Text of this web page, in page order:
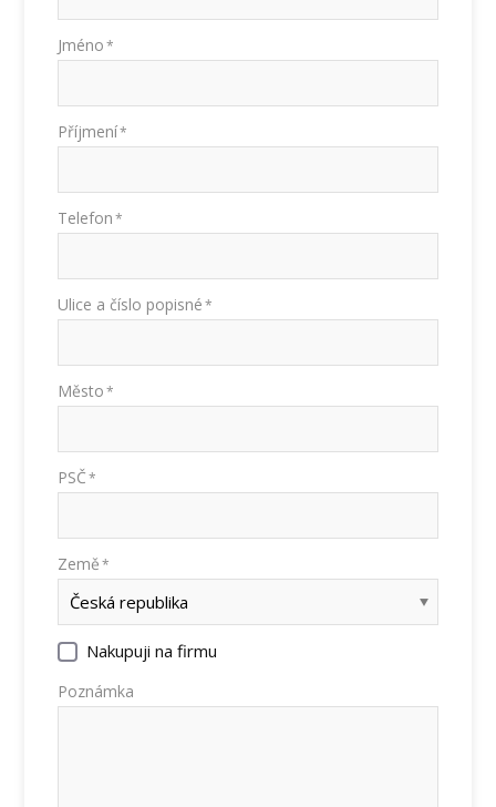
Jméno *
Příjmení*
Telefon *
Ulice a číslo popisné *
Město *
PSČ *
Země *
Nakupuji na firmu
Poznámka